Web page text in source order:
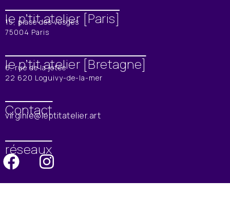
le p’tit atelier [Paris]
15, place des vosges
75004 Paris​
le p’tit atelier [Bretagne]
6, rue de la jetée
22 620 Loguivy-de-la-mer
Contact
virginie@leptitatelier.art
réseaux